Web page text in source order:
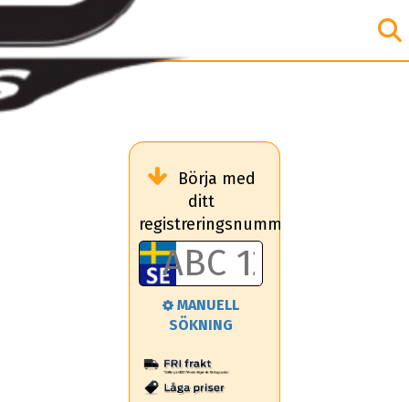
Börja med
ditt
registreringsnummer
MANUELL
SÖKNING